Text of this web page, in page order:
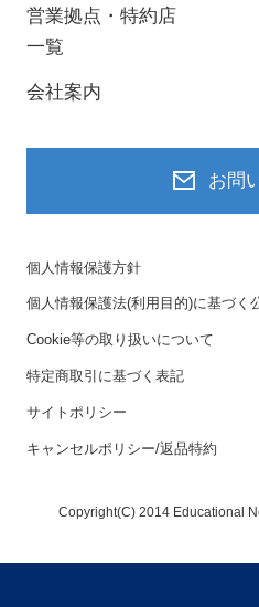
営業拠点・特約店
一覧
会社案内
お問
個人情報保護方針
個人情報保護法(利用目的)に基づく
Cookie等の取り扱いについて
特定商取引に基づく表記
サイトポリシー
キャンセルポリシー/返品特約
Copyright(C) 2014 Educational